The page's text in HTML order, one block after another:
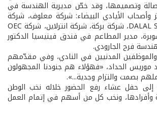
وتصميمها، وقد خصّ مديرية الهندسة في
وأصحاب الأيادي البيضاء: شركة معلوف، شركة
APAVE، شركة DALAL STEEL، شركة بركة، شركة انترلاين، شركة OEC
مدير المطاعم في فندق فينيسيا الدكتور
فرح الجارودي.
المدنيين في النادي، وفي مقدّمهم
موريس الحداد، «فهؤلاء هم جنودنا المجهولون
بصمت والتزام وجدية...».
إلى حفل عشاء رفع الحضور خلاله نخب الوطن
وأفرادها، ونخب كل من أسهم في إتمام العمل